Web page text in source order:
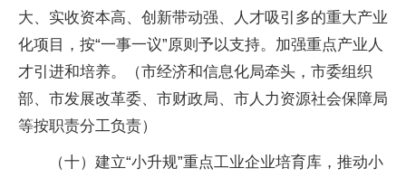
大、实收资本高、创新带动强、人才吸引多的重大产业
化项目，按“一事一议”原则予以支持。加强重点产业人
才引进和培养。（市经济和信息化局牵头，市委组织
部、市发展改革委、市财政局、市人力资源社会保障局
等按职责分工负责）
（十）建立“小升规”重点工业企业培育库，推动小